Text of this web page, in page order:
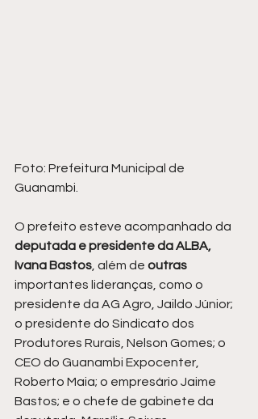
Foto: Prefeitura Municipal de
Guanambi.
O prefeito esteve acompanhado da
deputada e presidente da ALBA,
Ivana Bastos , além de outras
importantes lideranças, como o
presidente da AG Agro, Jaildo Júnior;
o presidente do Sindicato dos
Produtores Rurais, Nelson Gomes; o
CEO do Guanambi Expocenter,
Roberto Maia; o empresário Jaime
Bastos; e o chefe de gabinete da